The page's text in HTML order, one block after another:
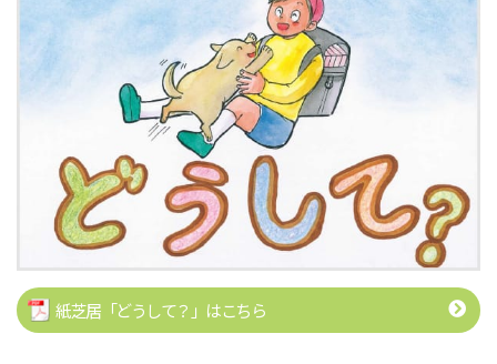
紙芝居「どうして？」はこちら